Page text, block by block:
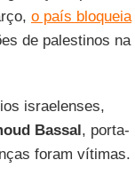
o país bloqueia
de palestinos na
israelenses,
Bassal, porta-
foram vítimas.